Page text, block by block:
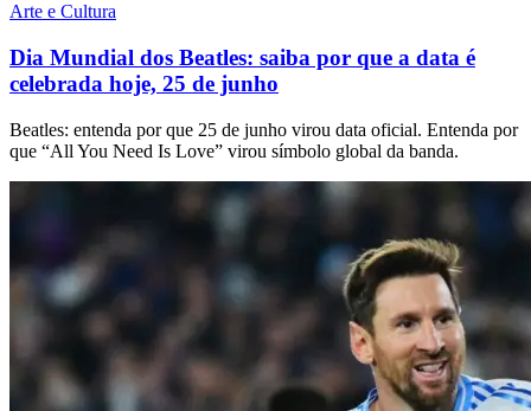
Arte e Cultura
Dia Mundial dos Beatles: saiba por que a data é
celebrada hoje, 25 de junho
Beatles: entenda por que 25 de junho virou data oficial. Entenda por
que “All You Need Is Love” virou símbolo global da banda.